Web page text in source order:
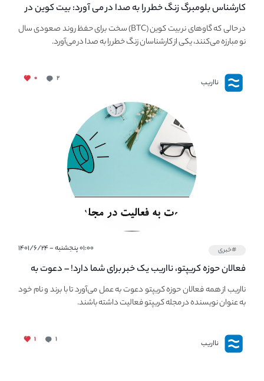
کارشناس بلومبرگ زنگ خطر را به صدا در می آورد: بیت کوین در
معرض خطر سقوط بزرگ است - دلیل آن چیست؟در حالی که گاوهای نر بیت کوین (BTC) سخت برای حفظ روند صعودی سال
نو مبارزه می‌کنند، یکی از کارشناسان زنگ خطر را به صدا در می‌آورد.
نااریب ۲ ۰
#خبری ۰۱:۰۰ پنجشنبه - ۱۴۰۱/۶/۲۴
فعالان حوزه کریپتو، نااریب یک خبر برای شما دارد! – دعوت به
فعالیت در مجله کریپتو
نااریب از همه فعالان حوزه کریپتو دعوت به عمل می‌آورد تا با برند و نام خود
به عنوان نویسنده در مجله کریپتو فعالیت داشته باشند.
نااریب ۱ ۱